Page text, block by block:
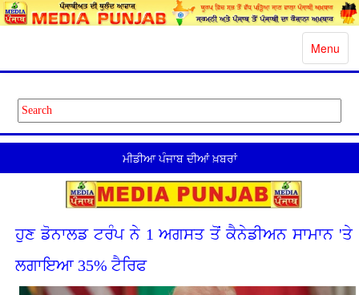
Toggle
Menu
ਮੀਡੀਆ ਪੰਜਾਬ ਦੀਆਂ ਖ਼ਬਰਾਂ
ਹੁਣ ਡੋਨਾਲਡ ਟਰੰਪ ਨੇ 1 ਅਗਸਤ ਤੋਂ ਕੈਨੇਡੀਅਨ ਸਾਮਾਨ 'ਤੇ
ਲਗਾਇਆ 35% ਟੈਰਿਫ